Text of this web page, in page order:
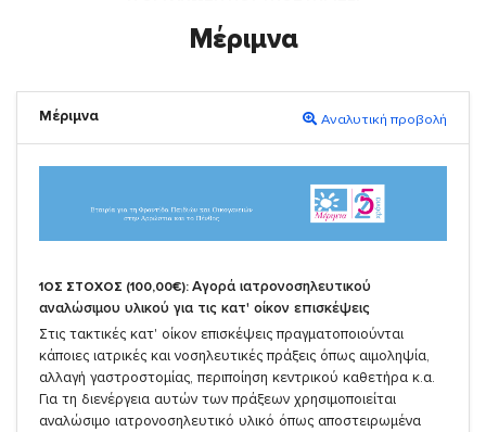
Μέριμνα
Μέριμνα Αναλυτική προβολή
1ΟΣ ΣΤΟΧΟΣ (100,00€): Αγορά ιατρονοσηλευτικού
αναλώσιμου υλικού για τις κατ' οίκον επισκέψεις
Στις τακτικές κατ' οίκον επισκέψεις πραγματοποιούνται
κάποιες ιατρικές και νοσηλευτικές πράξεις όπως αιμοληψία,
αλλαγή γαστροστομίας, περιποίηση κεντρικού καθετήρα κ.α.
Για τη διενέργεια αυτών των πράξεων χρησιμοποιείται
αναλώσιμο ιατρονοσηλευτικό υλικό όπως αποστειρωμένα